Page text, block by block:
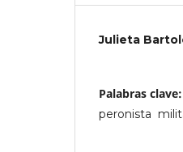
Julieta
Palabras clave:
peronista 